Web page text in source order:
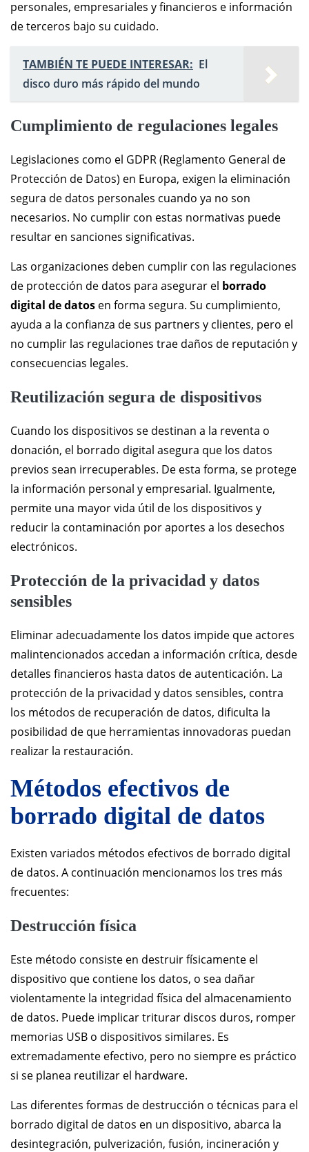
personales, empresariales y financieros e información
de terceros bajo su cuidado.
TAMBIÉN TE PUEDE INTERESAR: El
disco duro más rápido del mundo
Cumplimiento de regulaciones legales
Legislaciones como el GDPR (Reglamento General de
Protección de Datos) en Europa, exigen la eliminación
segura de datos personales cuando ya no son
necesarios. No cumplir con estas normativas puede
resultar en sanciones significativas.
Las organizaciones deben cumplir con las regulaciones
de protección de datos para asegurar el borrado
digital de datos en forma segura. Su cumplimiento,
ayuda a la confianza de sus partners y clientes, pero el
no cumplir las regulaciones trae daños de reputación y
consecuencias legales.
Reutilización segura de dispositivos
Cuando los dispositivos se destinan a la reventa o
donación, el borrado digital asegura que los datos
previos sean irrecuperables. De esta forma, se protege
la información personal y empresarial. Igualmente,
permite una mayor vida útil de los dispositivos y
reducir la contaminación por aportes a los desechos
electrónicos.
Protección de la privacidad y datos
sensibles
Eliminar adecuadamente los datos impide que actores
malintencionados accedan a información crítica, desde
detalles financieros hasta datos de autenticación. La
protección de la privacidad y datos sensibles, contra
los métodos de recuperación de datos, dificulta la
posibilidad de que herramientas innovadoras puedan
realizar la restauración.
Métodos efectivos de
borrado digital de datos
Existen variados métodos efectivos de borrado digital
de datos. A continuación mencionamos los tres más
frecuentes:
Destrucción física
Este método consiste en destruir físicamente el
dispositivo que contiene los datos, o sea dañar
violentamente la integridad física del almacenamiento
de datos. Puede implicar triturar discos duros, romper
memorias USB o dispositivos similares. Es
extremadamente efectivo, pero no siempre es práctico
si se planea reutilizar el hardware.
Las diferentes formas de destrucción o técnicas para el
borrado digital de datos en un dispositivo, abarca la
desintegración, pulverización, fusión, incineración y